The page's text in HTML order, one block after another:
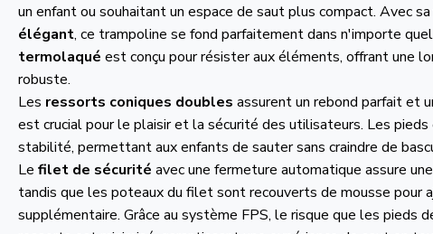
un enfant ou souhaitant un espace de saut plus compact. Avec sa
élégant, ce trampoline se fond parfaitement dans n'importe quel
termolaqué est conçu pour résister aux éléments, offrant une
robuste.
Les ressorts coniques doubles assurent un rebond parfait et
est crucial pour le plaisir et la sécurité des utilisateurs. Les
stabilité, permettant aux enfants de sauter sans craindre de
Le filet de sécurité avec une fermeture automatique assure
tandis que les poteaux du filet sont recouverts de mousse pour
supplémentaire. Grâce au système FPS, le risque que les pieds